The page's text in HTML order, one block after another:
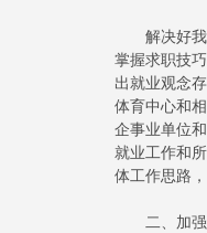
解决好我校
掌握求职技
出就业观念
体育中心和
企事业单位
就业工作和
体工作思路
二、加强